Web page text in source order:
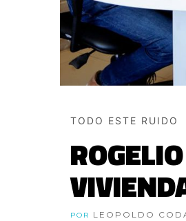
TODO ESTE RUIDO
POR LEOPOLDO